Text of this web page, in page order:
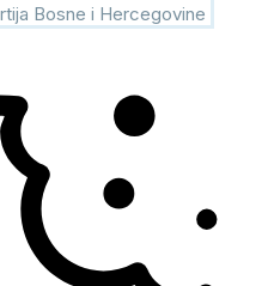
Bosne i Hercegovine